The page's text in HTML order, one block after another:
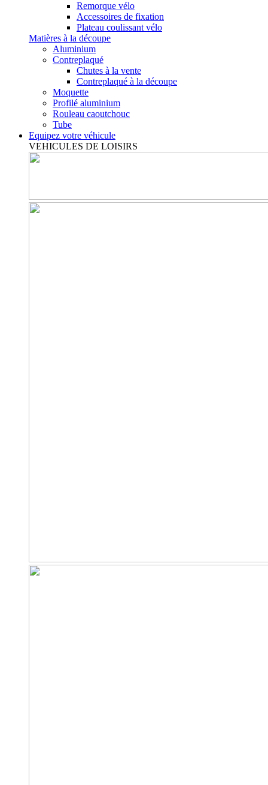
Remorque vélo
Accessoires de fixation
Plateau coulissant vélo
Matières à la découpe
Aluminium
Contreplaqué
Chutes à la vente
Contreplaqué à la découpe
Moquette
Profilé aluminium
Rouleau caoutchouc
Tube
Equipez votre véhicule
VEHICULES DE LOISIRS